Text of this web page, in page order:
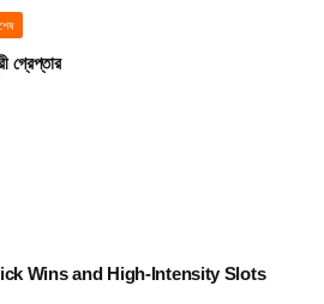
গ্রেপ্তার
Wins and High‑Intensity Slots